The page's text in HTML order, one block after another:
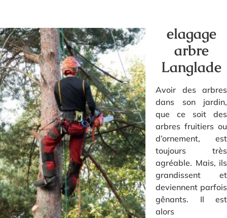
elagage
arbre
Langlade
Avoir des arbres
dans son jardin,
que ce soit des
arbres fruitiers ou
d’ornement, est
toujours très
agréable. Mais, ils
grandissent et
deviennent parfois
gênants. Il est
alors